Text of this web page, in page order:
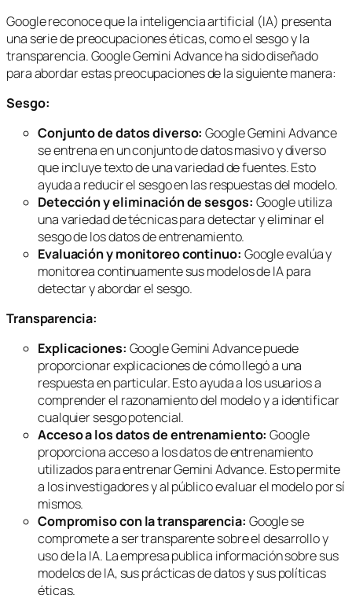
Google reconoce que la inteligencia artificial (IA) presenta
una serie de preocupaciones éticas, como el sesgo y la
transparencia. Google Gemini Advance ha sido diseñado
para abordar estas preocupaciones de la siguiente manera:
Sesgo:
Conjunto de datos diverso: Google Gemini Advance
se entrena en un conjunto de datos masivo y diverso
que incluye texto de una variedad de fuentes. Esto
ayuda a reducir el sesgo en las respuestas del modelo.
Detección y eliminación de sesgos: Google utiliza
una variedad de técnicas para detectar y eliminar el
sesgo de los datos de entrenamiento.
Evaluación y monitoreo continuo: Google evalúa y
monitorea continuamente sus modelos de IA para
detectar y abordar el sesgo.
Transparencia:
Explicaciones: Google Gemini Advance puede
proporcionar explicaciones de cómo llegó a una
respuesta en particular. Esto ayuda a los usuarios a
comprender el razonamiento del modelo y a identificar
cualquier sesgo potencial.
Acceso a los datos de entrenamiento: Google
proporciona acceso a los datos de entrenamiento
utilizados para entrenar Gemini Advance. Esto permite
a los investigadores y al público evaluar el modelo por sí
mismos.
Compromiso con la transparencia: Google se
compromete a ser transparente sobre el desarrollo y
uso de la IA. La empresa publica información sobre sus
modelos de IA, sus prácticas de datos y sus políticas
éticas.